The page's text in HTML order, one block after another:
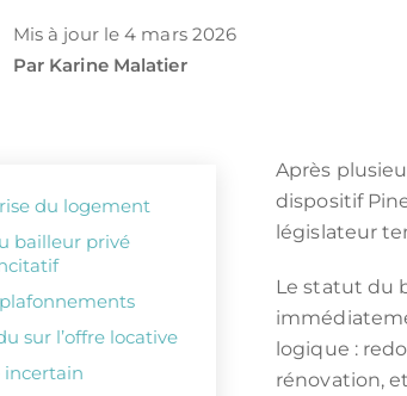
Mis à jour le 4 mars 2026
Par Karine Malatier
du logement
bailleur privé
sur l’offre locative
incertain
Après
dispositif
législateur
Le statut du
logique :
rénovation,